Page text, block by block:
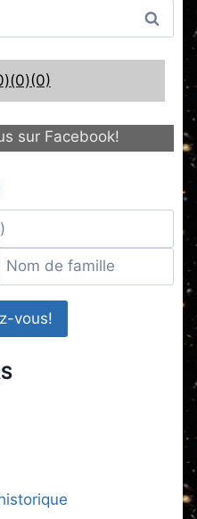
(0)(0)
sur Facebook!